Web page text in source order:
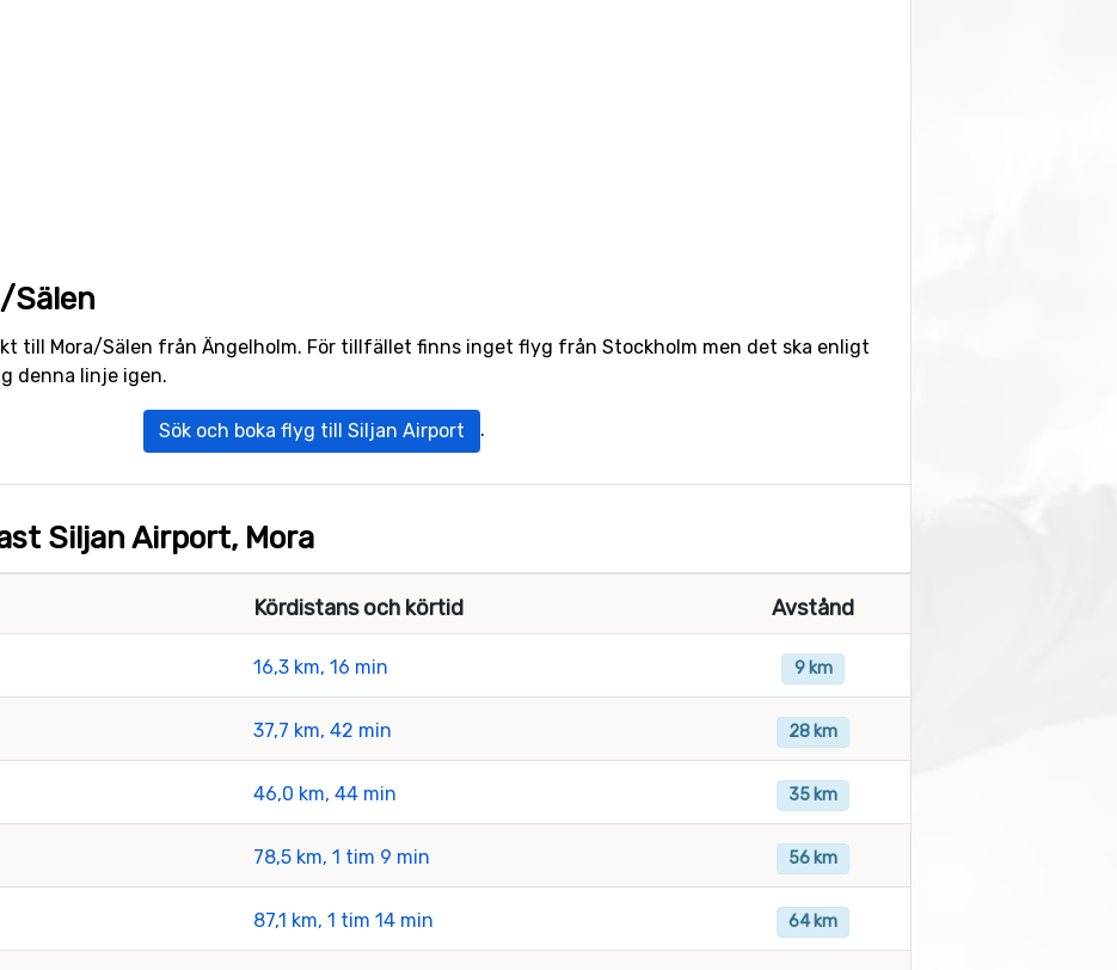
Sälen
till Mora/Sälen från Ängelholm. För tillfället finns inget flyg från Stockholm men det ska enligt
denna linje igen.
Sök och boka flyg till Siljan Airport .
Siljan Airport, Mora
Kördistans och körtid Avstånd
16,3 km, 16 min 9 km
37,7 km, 42 min 28 km
46,0 km, 44 min 35 km
78,5 km, 1 tim 9 min 56 km
87,1 km, 1 tim 14 min 64 km